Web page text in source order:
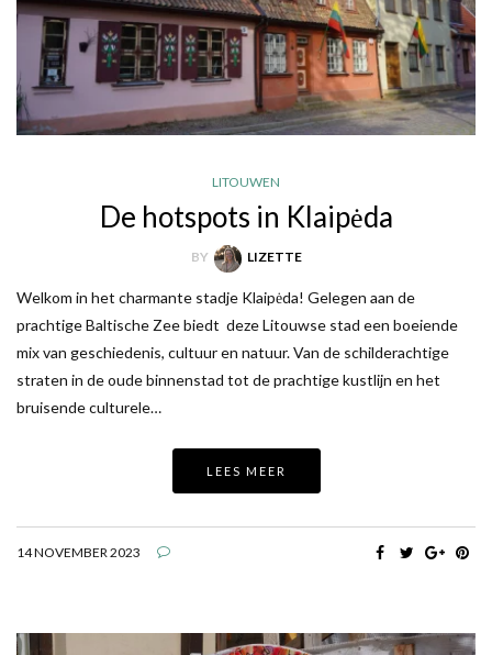
LITOUWEN
De hotspots in Klaipėda
BY LIZETTE
Welkom in het charmante stadje Klaipėda! Gelegen aan de
prachtige Baltische Zee biedt deze Litouwse stad een boeiende
mix van geschiedenis, cultuur en natuur. Van de schilderachtige
straten in de oude binnenstad tot de prachtige kustlijn en het
bruisende culturele…
LEES MEER
14 NOVEMBER 2023